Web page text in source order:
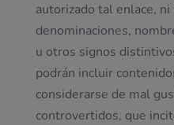
autorizado tal enlace,
denominaciones,
u otros signos
podrán incluir
considerarse de mal
controvertidos, que